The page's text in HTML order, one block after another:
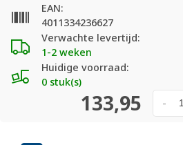
Verwachte levertijd:
1-2 weken
Huidige voorraad:
0 stuk(s)
EAN:
4011334236627
133,95 -